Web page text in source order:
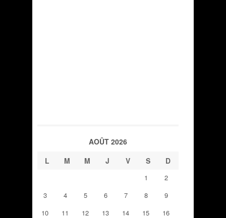
AOÛT 2026
L
M M J V S D
1
2
3
4 5 6 7 8
9
10
11 12 13 14 15
16